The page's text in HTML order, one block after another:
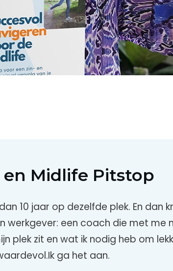
en Midlife Pitstop
10 jaar op dezelfde plek. En dan
werkgever: een coach die met me
plek zit en wat ik nodig heb om
ga het aan.